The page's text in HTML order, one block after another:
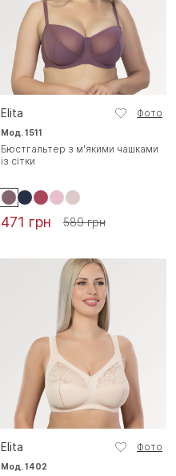
Elita Фото
Мод. 1511
Бюстгальтер з м'якими чашками
із сітки
471 грн 589 грн
Elita Фото
Мод. 1402